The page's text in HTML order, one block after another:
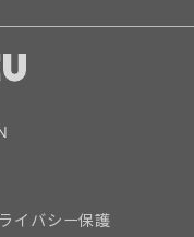
イバシー保護